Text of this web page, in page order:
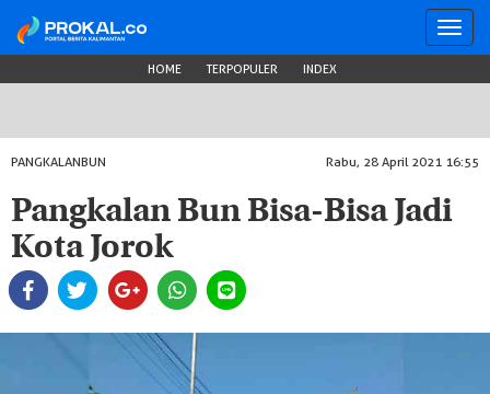
HOME TERPOPULER INDEX
PANGKALANBUN Rabu, 28 April 2021 16:55
Pangkalan Bun Bisa-Bisa Jadi
Kota Jorok